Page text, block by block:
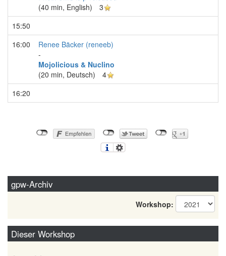
(40 min, English)
3
15:50
16:00
Renee Bäcker (‎reneeb‎)
-
‎Mojolicious & Nuclino‎
(20 min, Deutsch)
4
16:20
gpw-Archiv
Workshop:
Dieser Workshop